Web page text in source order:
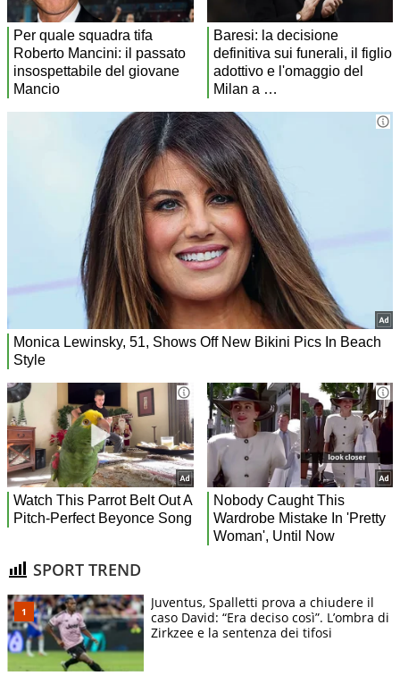
SPORT TREND
Juventus, Spalletti prova a chiudere il
caso David: “Era deciso così”. L’ombra di
Zirkzee e la sentenza dei tifosi